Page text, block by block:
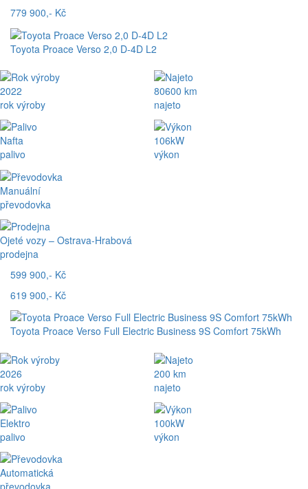
779 900,- Kč
Toyota Proace Verso 2,0 D-4D L2
2022
rok výroby
Nafta
palivo
Manuální
převodovka
Ojeté vozy – Ostrava-Hrabová
prodejna
80600 km
najeto
106kW
výkon
599 900,- Kč
619 900,- Kč
Toyota Proace Verso Full Electric Business 9S Comfort 75kWh
2026
rok výroby
Elektro
palivo
Automatická
200 km
najeto
100kW
výkon